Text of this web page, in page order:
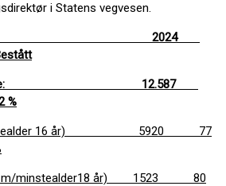
i Statens vegvesen.
klassane: 12.587
minstealder 16 år) 5920 77
m/minstealder18 år) 1523 80